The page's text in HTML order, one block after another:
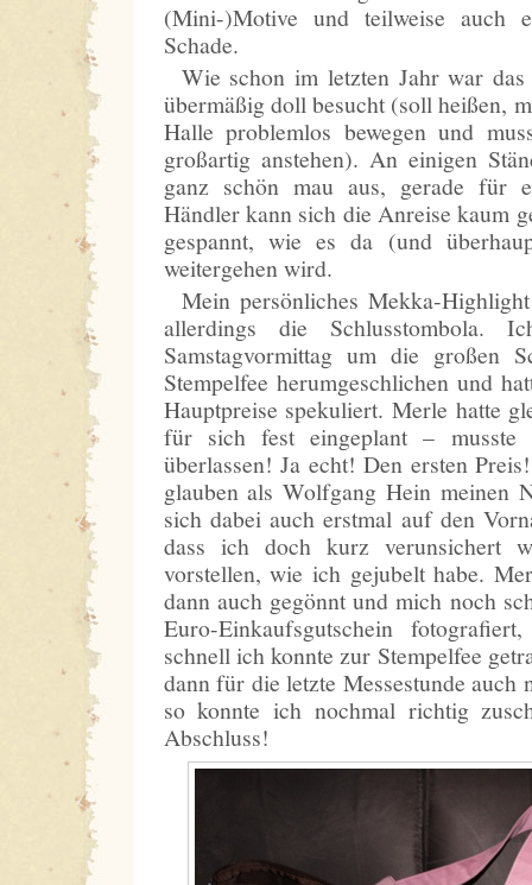
(Mini-)Motive und teilweise auch
Schade.
Wie schon im letzten Jahr war
übermäßig doll besucht (soll heißen,
Halle problemlos bewegen und
großartig anstehen). An einigen
ganz schön mau aus, gerade für
Händler kann sich die Anreise kaum
gespannt, wie es da (und
weitergehen wird.
Mein persönliches Mekka-
allerdings die Schlusstombola.
Samstagvormittag um die großen
Stempelfee herumgeschlichen und
Hauptpreise spekuliert. Merle hatte
für sich fest eingeplant –
überlassen! Ja echt! Den ersten
glauben als Wolfgang Hein meinen
sich dabei auch erstmal auf den
dass ich doch kurz verunsichert
vorstellen, wie ich gejubelt habe.
dann auch gegönnt und mich noch
Euro-Einkaufsgutschein
schnell ich konnte zur Stempelfee
dann für die letzte Messestunde auch
so konnte ich nochmal richtig
Abschluss!